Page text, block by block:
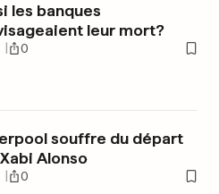
les banques
leur mort?
0
souffre du départ
Alonso
0